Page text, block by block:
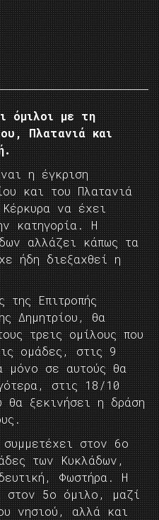
όμιλοι με τη
Πλατανιά και
η έγκριση
και του Πλατανιά
να έχει
κατηγορία. Η
αλλάζει κάπως τα
ήδη διεξαχθεί η
της Επιτροπής
Δημητρίου, θα
τρεις ομίλους που
ομάδες, στις 9
μόνο σε αυτούς θα
στις 18/10
ξεκινήσει η δράση
στον 6ο
των Κυκλάδων,
Φωστήρα. Η
στον 5ο όμιλο, μαζί
νησιού, αλλά και